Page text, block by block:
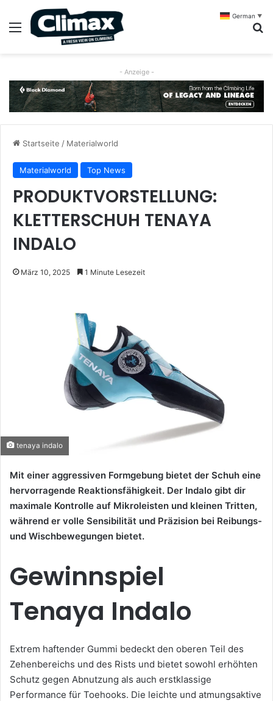
Menü
- Anzeige -
Startseite / Materialworld
Materialworld Top News
PRODUKTVORSTELLUNG:
KLETTERSCHUH TENAYA
INDALO
März 10, 2025 1 Minute Lesezeit
tenaya indalo
Mit einer aggressiven Formgebung bietet der Schuh eine
hervorragende Reaktionsfähigkeit. Der Indalo gibt dir
maximale Kontrolle auf Mikroleisten und kleinen Tritten,
während er volle Sensibilität und Präzision bei Reibungs-
und Wischbewegungen bietet.
Gewinnspiel
Tenaya Indalo
Extrem haftender Gummi bedeckt den oberen Teil des
Zehenbereichs und des Rists und bietet sowohl erhöhten
Schutz gegen Abnutzung als auch erstklassige
Performance für Toehooks. Die leichte und atmungsaktive
German ▼